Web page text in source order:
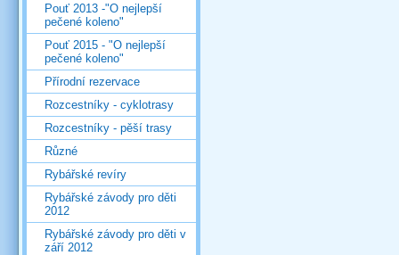
Pouť 2013 -"O nejlepší
pečené koleno"
Pouť 2015 - "O nejlepší
pečené koleno"
Přírodní rezervace
Rozcestníky - cyklotrasy
Rozcestníky - pěší trasy
Různé
Rybářské revíry
Rybářské závody pro děti
2012
Rybářské závody pro děti v
září 2012